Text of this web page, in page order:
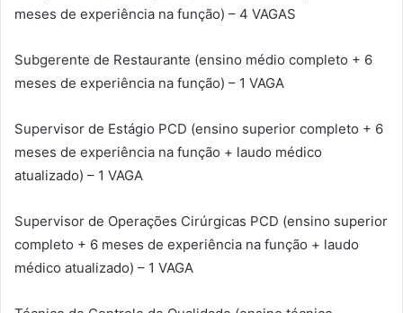
meses de experiência na função) – 4 VAGAS
Subgerente de Restaurante (ensino médio completo + 6
meses de experiência na função) – 1 VAGA
Supervisor de Estágio PCD (ensino superior completo + 6
meses de experiência na função + laudo médico
atualizado) – 1 VAGA
Supervisor de Operações Cirúrgicas PCD (ensino superior
completo + 6 meses de experiência na função + laudo
médico atualizado) – 1 VAGA